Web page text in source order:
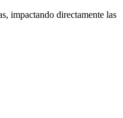
impactando directamente las